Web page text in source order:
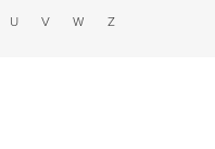
U V W Z